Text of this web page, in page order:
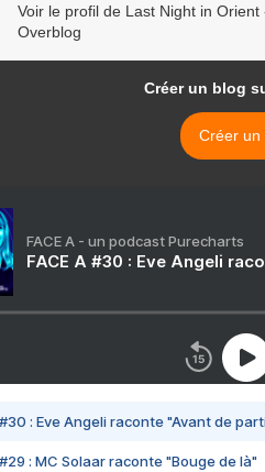
Voir le profil de Last Night in
Overblog
Créer un blog
Créer un
FACE A - un podcast Purecharts
FACE A #30 : Eve Angeli
#30 : Eve Angeli raconte "Avant de
#29 : MC Solaar raconte "Bouge de là"